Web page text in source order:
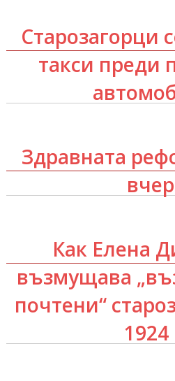
Старозагорци
такси преди
Здравната
Как Елена
възмущава
почтени“
1924